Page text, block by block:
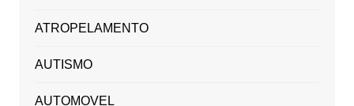
ATROPELAMENTO
AUTISMO
AUTOMOVEL